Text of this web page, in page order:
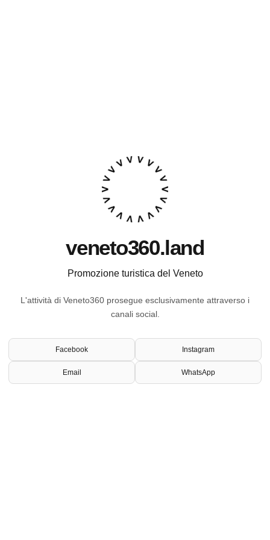
veneto360.land
Promozione turistica del Veneto
L'attività di Veneto360 prosegue esclusivamente attraverso i
canali social.
Facebook Instagram
Email WhatsApp